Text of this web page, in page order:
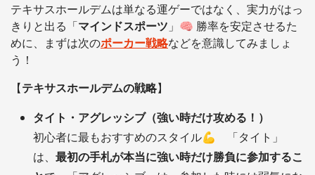
テキサスホールデムは単なる運ゲーではなく、実力がはっ
きりと出る「マインドスポーツ 」🧠 勝率を安定させるた
めに、まずは次のポーカー戦略などを意識してみましょ
う！
【テキサスホールデムの戦略】
タイト・アグレッシブ（強い時だけ攻める！）
初心者に最もおすすめのスタイル💪 「タイト」
は、 最初の手札が本当に強い時だけ勝負に参加するこ